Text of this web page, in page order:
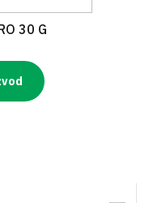
30 G